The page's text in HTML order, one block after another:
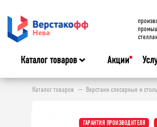
Каталог товаров Акции
Каталог товаров Верстаки слесарные и
ГАРАНТИЯ ПРОИЗВОДИТЕЛЯ